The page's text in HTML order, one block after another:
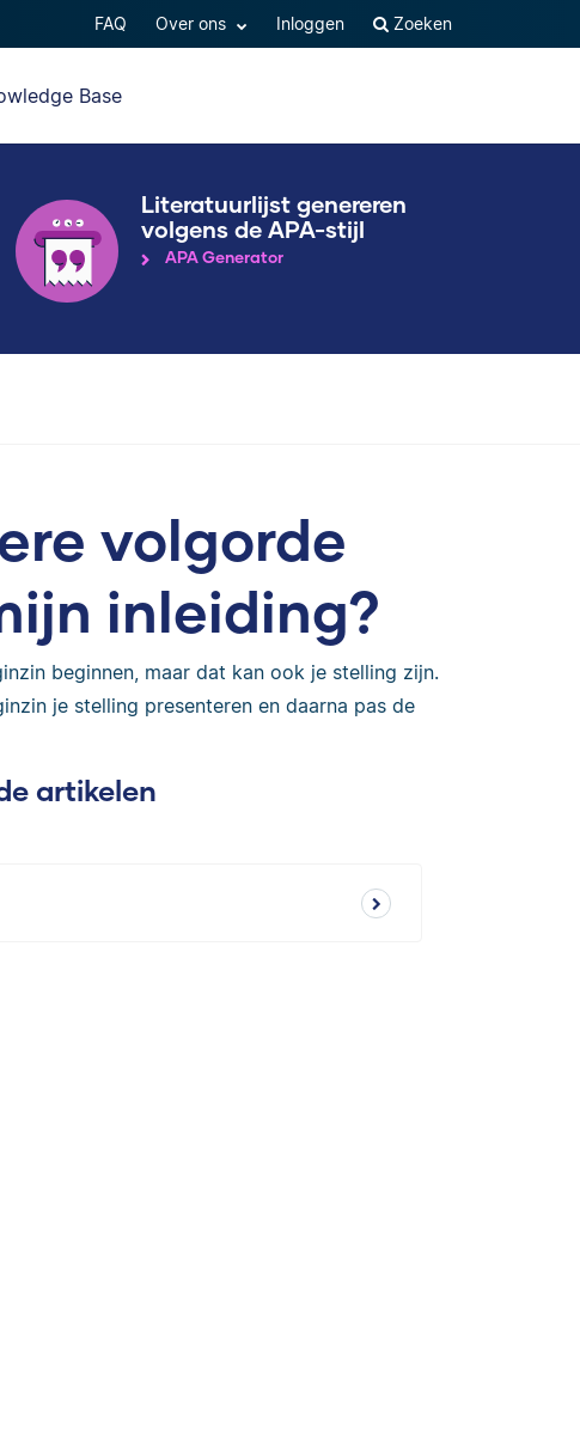
FAQ Over ons Inloggen Zoeken
Base
Literatuurlijst genereren
volgens de APA-stijl
APA Generator
volgorde
inleiding?
beginnen, maar dat kan ook je stelling zijn.
je stelling presenteren en daarna pas de
artikelen